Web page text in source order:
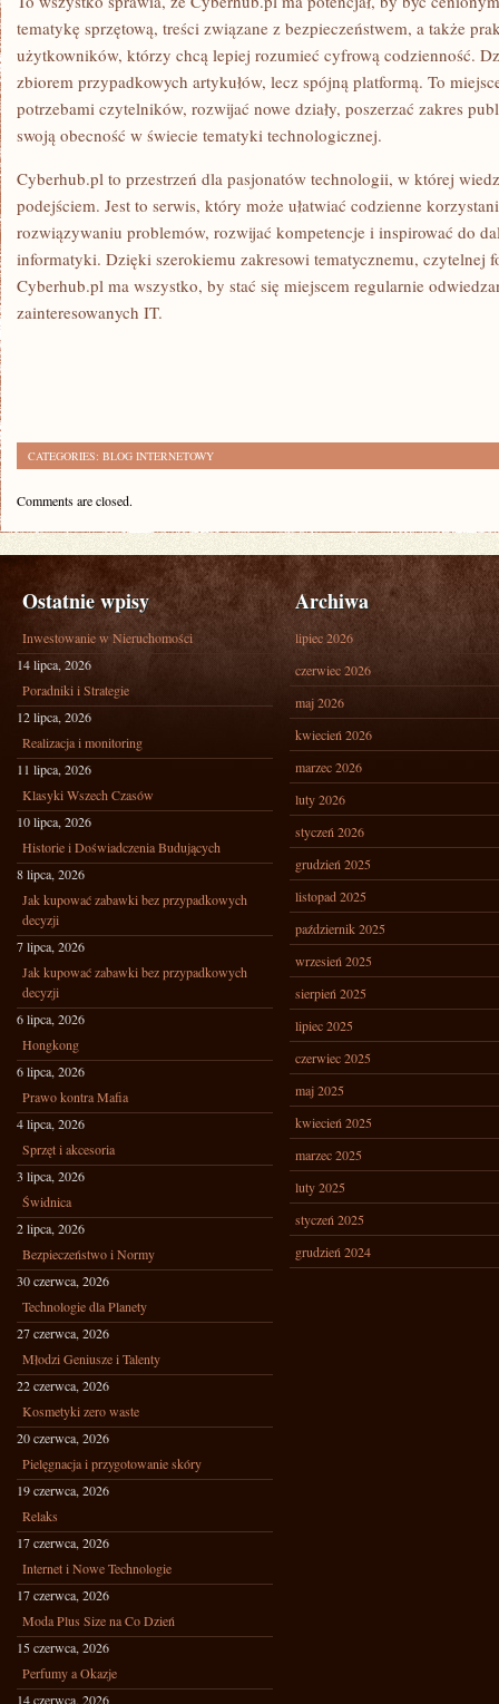
tematykę sprzętową, treści związane z bezpieczeństwem, a także
użytkowników, którzy chcą lepiej rozumieć cyfrową codzienność.
zbiorem przypadkowych artykułów, lecz spójną platformą. To
potrzebami czytelników, rozwijać nowe działy, poszerzać zakres
swoją obecność w świecie tematyki technologicznej.
Cyberhub.pl to przestrzeń dla pasjonatów technologii, w której
podejściem. Jest to serwis, który może ułatwiać codzienne
rozwiązywaniu problemów, rozwijać kompetencje i inspirować do
informatyki. Dzięki szerokiemu zakresowi tematycznemu, czytelnej
Cyberhub.pl ma wszystko, by stać się miejscem regularnie
zainteresowanych IT.
CATEGORIES: BLOG INTERNETOWY
Comments are closed.
Ostatnie wpisy
Inwestowanie w Nieruchomości
14 lipca, 2026
Poradniki i Strategie
12 lipca, 2026
Realizacja i monitoring
11 lipca, 2026
Klasyki Wszech Czasów
10 lipca, 2026
Historie i Doświadczenia Budujących
8 lipca, 2026
Jak kupować zabawki bez przypadkowych
decyzji
7 lipca, 2026
Jak kupować zabawki bez przypadkowych
decyzji
6 lipca, 2026
Hongkong
6 lipca, 2026
Prawo kontra Mafia
4 lipca, 2026
Sprzęt i akcesoria
3 lipca, 2026
Świdnica
2 lipca, 2026
Bezpieczeństwo i Normy
30 czerwca, 2026
Technologie dla Planety
27 czerwca, 2026
Młodzi Geniusze i Talenty
22 czerwca, 2026
Kosmetyki zero waste
20 czerwca, 2026
Pielęgnacja i przygotowanie skóry
19 czerwca, 2026
Relaks
17 czerwca, 2026
Internet i Nowe Technologie
17 czerwca, 2026
Moda Plus Size na Co Dzień
15 czerwca, 2026
Perfumy a Okazje
14 czerwca, 2026
Archiwa
lipiec 2026
czerwiec 2026
maj 2026
kwiecień 2026
marzec 2026
luty 2026
styczeń 2026
grudzień 2025
listopad 2025
październik 2025
wrzesień 2025
sierpień 2025
lipiec 2025
czerwiec 2025
maj 2025
kwiecień 2025
marzec 2025
luty 2025
styczeń 2025
grudzień 2024